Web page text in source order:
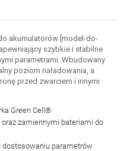
akumulatorów [model-do-
szybkie i stabilne
parametrami. Wbudowany
poziom naładowania, a
przed zwarciem i innymi
Green Cell®
zamiennymi bateriami do
dostosowaniu parametrów